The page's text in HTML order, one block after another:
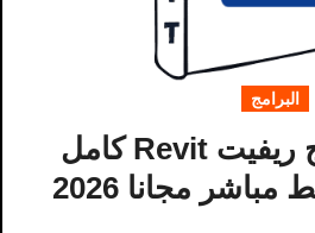
البرامج
تحميل برنامج ريفيت Revit كامل
مباشر مجانا 2026